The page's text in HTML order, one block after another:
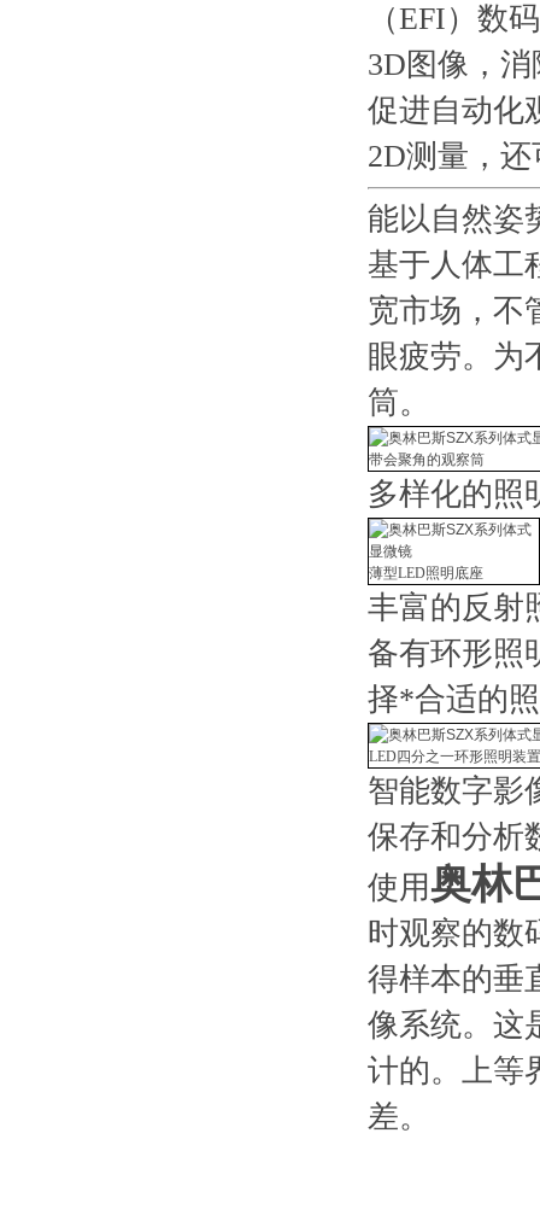
（EFI）数
3D图像，
促进自动化
2D测量，
能以自然姿
基于人体工
宽市场，不
眼疲劳。为
筒。
带会聚角的观察筒
多样化的照
薄型LED照明底座
丰富的反射
备有环形照
择*合适的
LED四分之一环形照明装置
智能数字影
保存和分析
使用奥林
时观察的数
得样本的垂
像系统。这
计的。上等
差。